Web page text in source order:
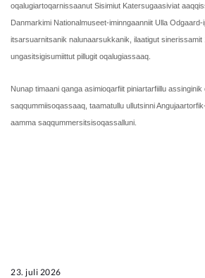
oqalugiartoqarnissaanut Sisimiut Katersugaasiviat
Danmarkimi Nationalmuseet-iminngaanniit Ulla
itsarsuarnitsanik nalunaarsukkanik, ilaatigut sinerissamit
ungasitsigisumiittut pillugit oqalugiassaaq.
Nunap timaani qanga asimioqarfiit piniartarfiillu assinginik
saqqummiisoqassaaq, taamatullu ullutsinni
aamma saqqummersitsisoqassalluni.
23. juli 2026